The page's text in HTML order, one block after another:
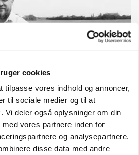
cookies
tilpasse vores indhold og annoncer,
til sociale medier og til at
Vi deler også oplysninger om din
vores partnere inden for
og analysepartnere.
disse data med andre
kan beslutte, om man vil
eksistens